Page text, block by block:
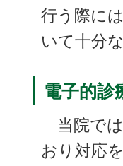
行う際に
いて十分
電子的診
当院では
おり対応